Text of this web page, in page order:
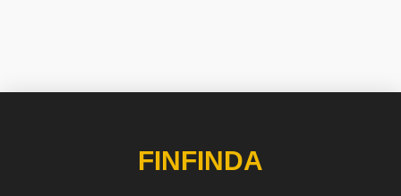
FINFINDA